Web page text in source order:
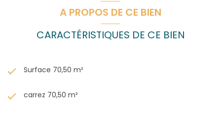
A PROPOS DE CE BIEN
CARACTÉRISTIQUES DE CE BIEN
Surface 70,50 m²
carrez 70,50 m²